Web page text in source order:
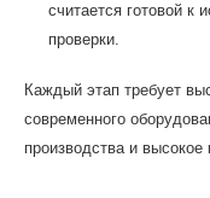
считается готовой к
проверки.
Каждый этап требует
современного
производства и высокое